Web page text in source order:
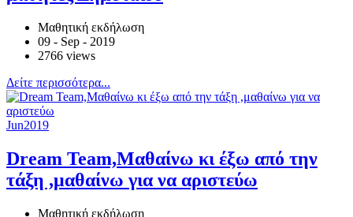
Μαθητική εκδήλωση
09 - Sep - 2019
2766 views
Δείτε περισσότερα...
Jun2019
Dream Team,Μαθαίνω κι έξω από την
τάξη ,μαθαίνω για να αριστεύω
Μαθητική εκδήλωση